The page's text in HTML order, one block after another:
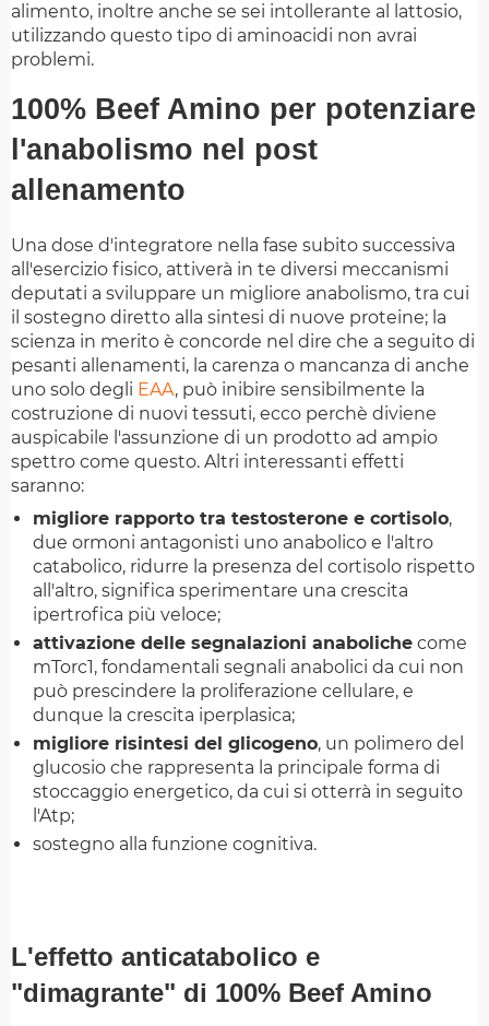
alimento, inoltre anche se sei intollerante al lattosio,
utilizzando questo tipo di aminoacidi non avrai
problemi.
100% Beef Amino per potenziare
l'anabolismo nel post
allenamento
Una dose d'integratore nella fase subito successiva
all'esercizio fisico, attiverà in te diversi meccanismi
deputati a sviluppare un migliore anabolismo, tra cui
il sostegno diretto alla sintesi di nuove proteine; la
scienza in merito è concorde nel dire che a seguito di
pesanti allenamenti, la carenza o mancanza di anche
uno solo degli EAA, può inibire sensibilmente la
costruzione di nuovi tessuti, ecco perchè diviene
auspicabile l'assunzione di un prodotto ad ampio
spettro come questo. Altri interessanti effetti
saranno:
migliore rapporto tra testosterone e cortisolo,
due ormoni antagonisti uno anabolico e l'altro
catabolico, ridurre la presenza del cortisolo rispetto
all'altro, significa sperimentare una crescita
ipertrofica più veloce;
attivazione delle segnalazioni anaboliche come
mTorc1, fondamentali segnali anabolici da cui non
può prescindere la proliferazione cellulare, e
dunque la crescita iperplasica;
migliore risintesi del glicogeno, un polimero del
glucosio che rappresenta la principale forma di
stoccaggio energetico, da cui si otterrà in seguito
l'Atp;
sostegno alla funzione cognitiva.
L'effetto anticatabolico e
"dimagrante" di 100% Beef Amino